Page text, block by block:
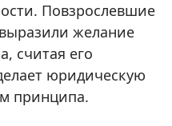
Повзрослевшие
желание
считая его
юридическую
принципа.